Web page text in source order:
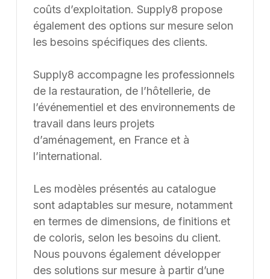
coûts d’exploitation. Supply8 propose
également des options sur mesure selon
les besoins spécifiques des clients.
Supply8 accompagne les professionnels
de la restauration, de l’hôtellerie, de
l’événementiel et des environnements de
travail dans leurs projets
d’aménagement, en France et à
l’international.
Les modèles présentés au catalogue
sont adaptables sur mesure, notamment
en termes de dimensions, de finitions et
de coloris, selon les besoins du client.
Nous pouvons également développer
des solutions sur mesure à partir d’une